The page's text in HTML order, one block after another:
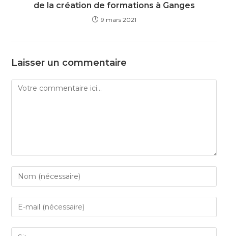
de la création de formations à Ganges
9 mars 2021
Laisser un commentaire